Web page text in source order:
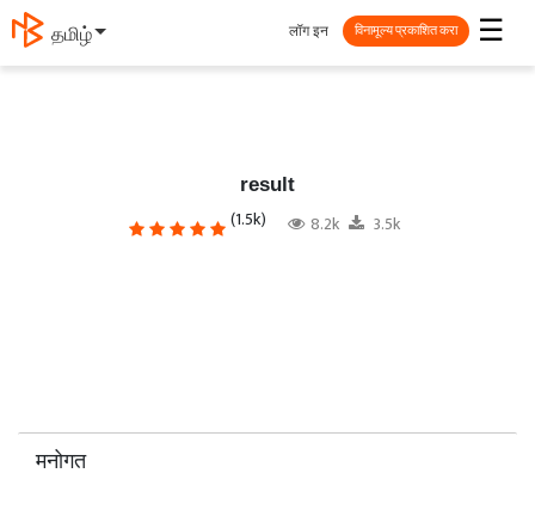
தமிழ் ☰
लॉग इन विनामूल्य प्रकाशित करा
result
(1.5k) 8.2k 3.5k
मनोगत